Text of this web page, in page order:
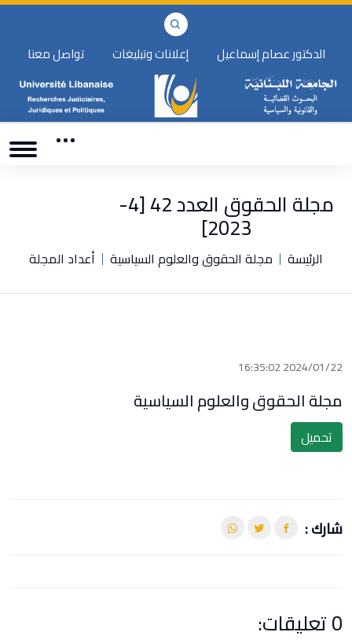
الدكتور عصام إسماعيل إعلانات وتبليغات تواصل معنا
مجلة الحقوق العدد 42 [4-
2023]
الرئيسة مجلة الحقوق والعلوم السياسية أعداد المجلة
2024/01/22 16:35:02
مجلة الحقوق والعلوم السياسية
تحميل
شارك :
0 تعليقات: